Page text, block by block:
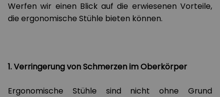
Werfen wir einen Blick auf die erwiesenen Vorteile,
die ergonomische Stühle bieten können.
1. Verringerung von Schmerzen im Oberkörper
Ergonomische Stühle sind nicht ohne Grund